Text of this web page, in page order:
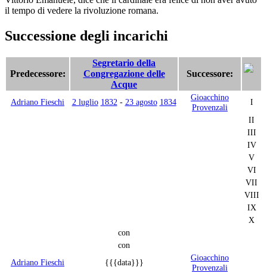
il tempo di vedere la rivoluzione romana.
Successione degli incarichi
Predecessore:
Segretario della
Congregazione delle
Acque
Successore:
Adriano Fieschi 2 luglio 1832 - 23 agosto 1834
Gioacchino
Provenzali
I
II
III
IV
V
VI
VII
VIII
IX
X
con
con
Adriano Fieschi
{{{data}}}
Gioacchino
Provenzali